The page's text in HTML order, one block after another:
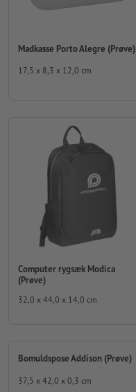
Madkasse Porto Alegre (Prøve)
17,5 x 8,3 x 12,0 cm
Computer rygsæk Modica
(Prøve)
32,0 x 44,0 x 14,0 cm
Bomuldspose Addison (Prøve)
37,5 x 42,0 x 0,3 cm